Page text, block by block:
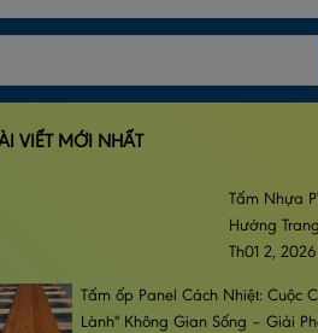
VIẾT MỚI NHẤT
Tấm Nhựa
Hướng
Trọng, Đẳng
Th01 2, 2026
Tấm ốp Panel Cách Nhiệt: Cuộc
Lành" Không Gian Sống – Giải